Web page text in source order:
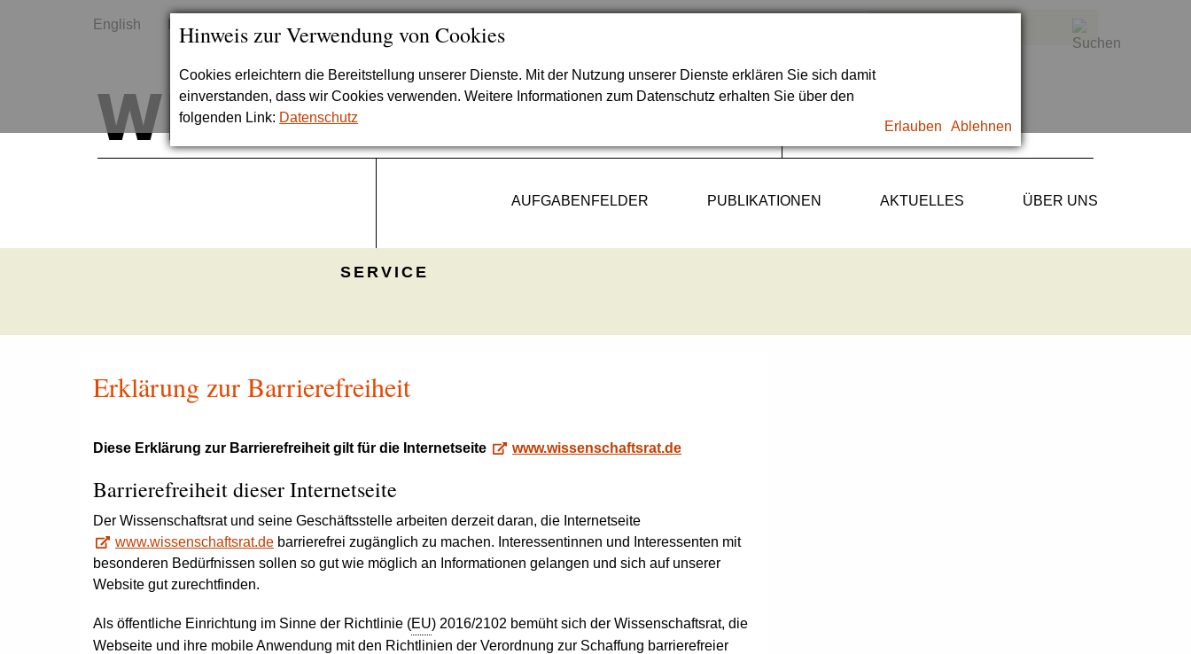
Hinweis zur Verwendung von Cookies
Cookies erleichtern die Bereitstellung unserer Dienste. Mit der Nutzung unserer Dienste erklären Sie sich damit
einverstanden, dass wir Cookies verwenden. Weitere Informationen zum Datenschutz erhalten Sie über den
folgenden Link: Datenschutz
Erlauben Ablehnen
English
AUFGABENFELDER PUBLIKATIONEN AKTUELLES ÜBER UNS
SERVICE
Erklärung zur Barrierefreiheit
Diese Erklärung zur Barrierefreiheit gilt für die Internetseite www.wissenschaftsrat.de
Barrierefreiheit dieser Internetseite
Der Wissenschaftsrat und seine Geschäftsstelle arbeiten derzeit daran, die Internetseite
www.wissenschaftsrat.de barrierefrei zugänglich zu machen. Interessentinnen und Interessenten mit
besonderen Bedürfnissen sollen so gut wie möglich an Informationen gelangen und sich auf unserer
Website gut zurechtfinden.
Als öffentliche Einrichtung im Sinne der Richtlinie (EU) 2016/2102 bemüht sich der Wissenschaftsrat, die
Webseite und ihre mobile Anwendung mit den Richtlinien der Verordnung zur Schaffung barrierefreier